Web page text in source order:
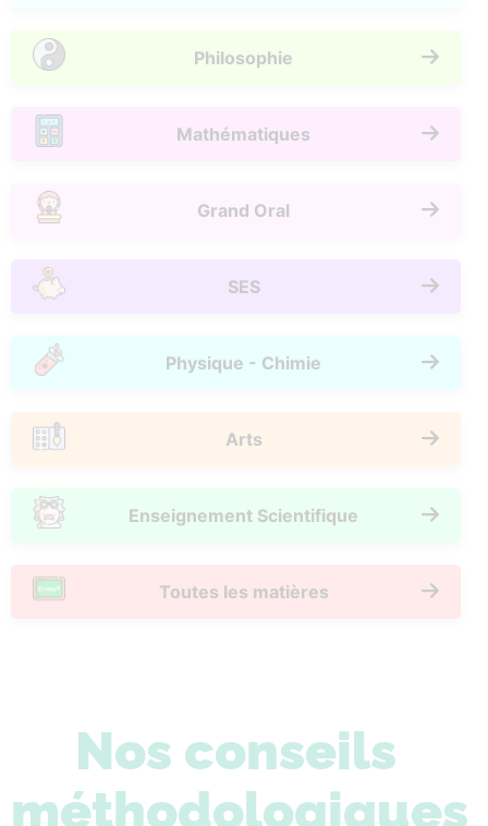
Philosophie
Mathématiques
Grand Oral
SES
Physique - Chimie
Arts
Enseignement Scientifique
Toutes les matières
Nos conseils
méthodologiques